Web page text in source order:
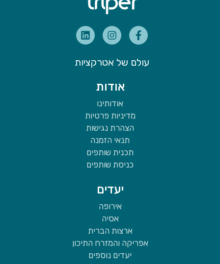
עולם של אטרקציות
אודות
אודותינו
מדיניות פרטיות
הצהרת נגישות
תנאי הזמנה
תכנית שותפים
כניסת שותפים
יעדים
אירופה
אסיה
ארצות הברית
אפריקה והמזרח התיכון
יעדים נוספים